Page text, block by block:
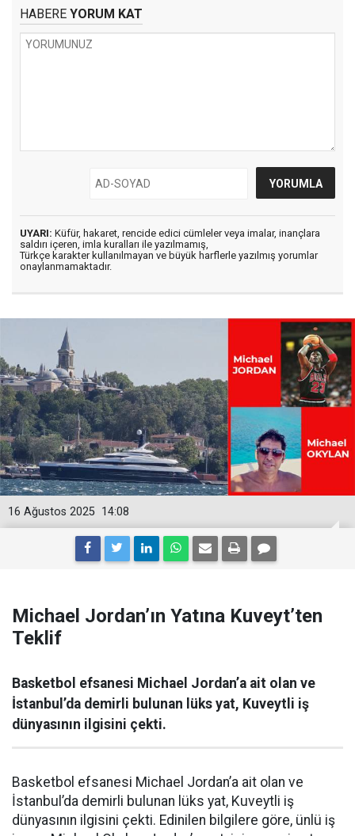
HABERE YORUM KAT
UYARI: Küfür, hakaret, rencide edici cümleler veya imalar, inançlara
saldırı içeren, imla kuralları ile yazılmamış,
Türkçe karakter kullanılmayan ve büyük harflerle yazılmış yorumlar
onaylanmamaktadır.
14:08
16 Ağustos 2025
Michael Jordan’ın Yatına Kuveyt’ten
Teklif
Basketbol efsanesi Michael Jordan’a ait olan ve
İstanbul’da demirli bulunan lüks yat, Kuveytli iş
dünyasının ilgisini çekti.
Basketbol efsanesi Michael Jordan’a ait olan ve
İstanbul’da demirli bulunan lüks yat, Kuveytli iş
dünyasının ilgisini çekti. Edinilen bilgilere göre, ünlü iş